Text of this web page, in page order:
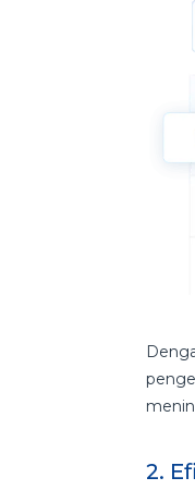
2.